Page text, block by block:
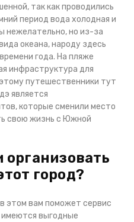
так как проводились
период вода холодная и
нежелательно, но из-за
океана, народу здесь
года. На пляже
инфраструктура для
путешественники тут
является
которые сменили место
свою жизнь с Южной
организовать
город?
этом вам поможет сервис
имеются выгодные